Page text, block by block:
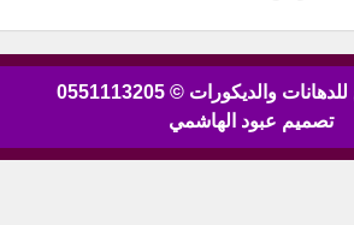
والديكورات © 0551113205
تصميم عبود الهاشمي